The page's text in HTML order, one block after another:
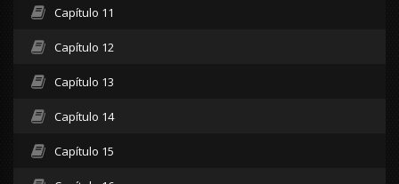
Capítulo 11
Capítulo 12
Capítulo 13
Capítulo 14
Capítulo 15